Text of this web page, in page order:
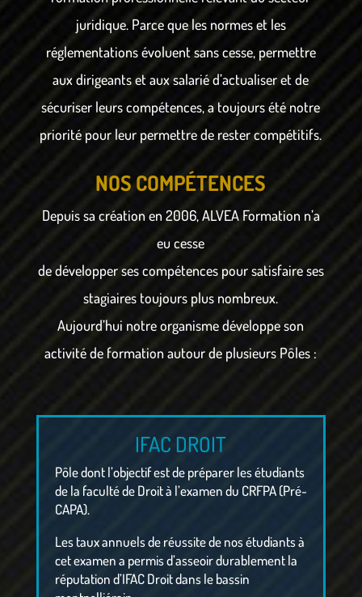
juridique. Parce que les normes et les
réglementations évoluent sans cesse, permettre
aux dirigeants et aux salarié d’actualiser et de
sécuriser leurs compétences, a toujours été notre
priorité pour leur permettre de rester compétitifs.
NOS COMPÉTENCES
Depuis sa création en 2006, ALVEA Formation n’a
eu cesse
de développer ses compétences pour satisfaire ses
stagiaires toujours plus nombreux.
Aujourd’hui notre organisme développe son
activité de formation autour de plusieurs Pôles :
IFAC DROIT
Pôle dont l’objectif est de préparer les étudiants
de la faculté de Droit à l’examen du CRFPA (Pré-
CAPA).
Les taux annuels de réussite de nos étudiants à
cet examen a permis d’asseoir durablement la
réputation d’IFAC Droit dans le bassin